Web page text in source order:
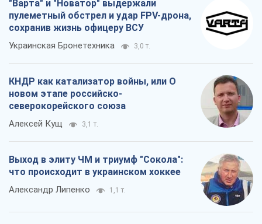
"Варта" и "Новатор" выдержали
пулеметный обстрел и удар FPV-дрона,
сохранив жизнь офицеру ВСУ
Украинская Бронетехника 3,0 т.
КНДР как катализатор войны, или О
новом этапе российско-
северокорейского союза
Алексей Кущ 3,1 т.
Выход в элиту ЧМ и триумф "Сокола":
что происходит в украинском хоккее
Александр Липенко 1,1 т.